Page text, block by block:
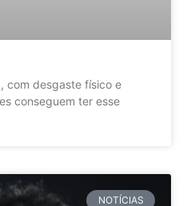
com desgaste físico e
conseguem ter esse
NOTÍCIAS